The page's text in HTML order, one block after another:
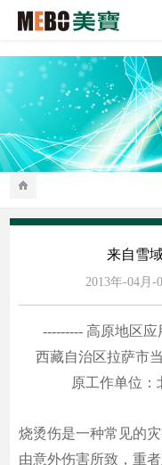
来自雪
2013年-04月-
--------- 高原地区
西藏自治区拉萨市
原工作单位
烧烫伤是一种常见的
由意外伤害所致，重